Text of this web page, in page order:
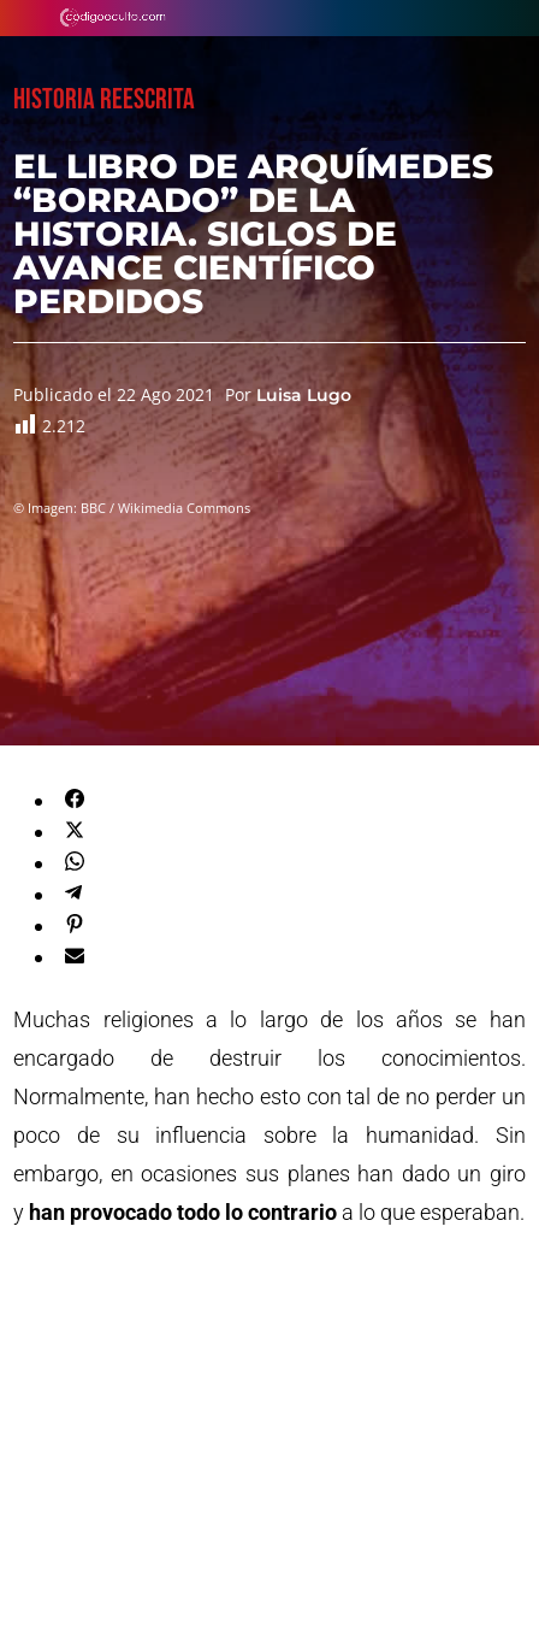
HISTORIA REESCRITA
EL LIBRO DE ARQUÍMEDES
“BORRADO” DE LA
HISTORIA. SIGLOS DE
AVANCE CIENTÍFICO
PERDIDOS
Publicado el 22 Ago 2021 Por Luisa Lugo
2.212
© Imagen: BBC / Wikimedia Commons
Muchas religiones a lo largo de los años se han
encargado de destruir los conocimientos.
Normalmente, han hecho esto con tal de no perder un
poco de su influencia sobre la humanidad. Sin
embargo, en ocasiones sus planes han dado un giro
y han provocado todo lo contrario a lo que esperaban.